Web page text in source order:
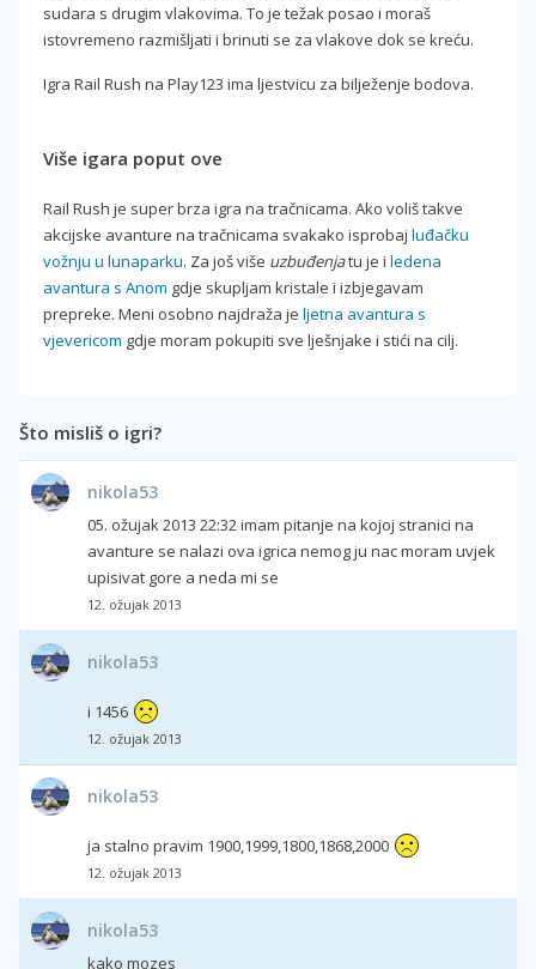
sudara s drugim vlakovima. To je težak posao i moraš
istovremeno razmišljati i brinuti se za vlakove dok se kreću.
Igra Rail Rush na Play123 ima ljestvicu za bilježenje bodova.
Više igara poput ove
Rail Rush je super brza igra na tračnicama. Ako voliš takve
akcijske avanture na tračnicama svakako isprobaj luđačku
vožnju u lunaparku. Za još više uzbuđenjatu je i ledena
avantura s Anom gdje skupljam kristale i izbjegavam
prepreke. Meni osobno najdraža je ljetna avantura s
vjevericom gdje moram pokupiti sve lješnjake i stići na cilj.
Što misliš o igri?
nikola53
05. ožujak 2013 22:32 imam pitanje na kojoj stranici na
avanture se nalazi ova igrica nemog ju nac moram uvjek
upisivat gore a neda mi se
12. ožujak 2013
nikola53
i 1456
12. ožujak 2013
nikola53
ja stalno pravim 1900,1999,1800,1868,2000
12. ožujak 2013
nikola53
kako mozes